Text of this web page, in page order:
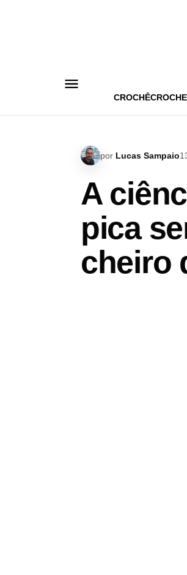
CROCHÊ
por Lucas Sampaio
A
pica
cheiro